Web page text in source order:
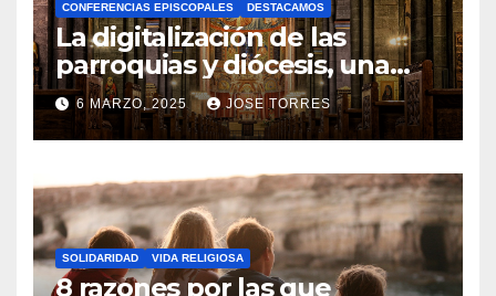
Y
C
O
M
N
T
A
R
CONFERENCIAS EPISCOPALES DESTACAMOS
La digitalización de las
parroquias y diócesis, una
realidad ya para el futuro de
la Iglesia
6 MARZO, 2025 JOSE TORRES
N
O
H
A
Y
SOLIDARIDAD VIDA RELIGIOSA
8 razones por las que